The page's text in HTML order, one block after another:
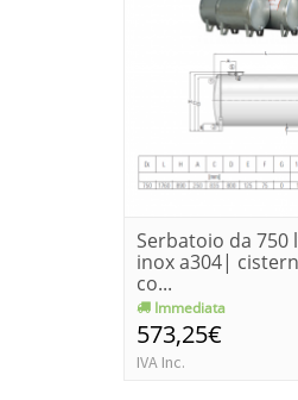
Serbatoio da 750
inox a304|
co...
Immediata
573,25€
IVA Inc.